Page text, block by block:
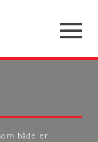
både er